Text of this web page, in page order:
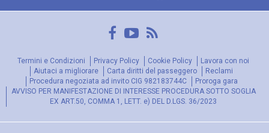
FacebookYouTube
Termini e Condizioni Privacy Policy Cookie Policy
Lavora con noi
Aiutaci a migliorare
Carta diritti del passeggero
Reclami
Procedura negoziata ad invito CIG 982183744C
Proroga gara
AVVISO PER MANIFESTAZIONE DI INTERESSE PROCEDURA SOTTO SOGLIA
EX ART.50, COMMA 1, LETT. e) DEL D.LGS. 36/2023